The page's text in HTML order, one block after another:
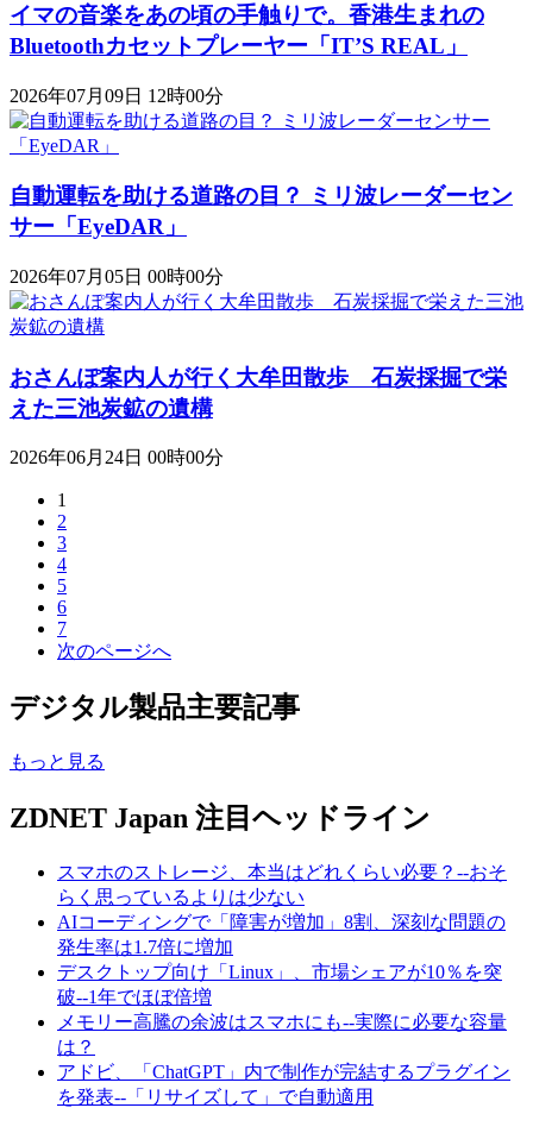
イマの音楽をあの頃の手触りで。香港生まれの
Bluetoothカセットプレーヤー「IT’S REAL」
2026年07月09日 12時00分
自動運転を助ける道路の目？ ミリ波レーダーセン
サー「EyeDAR」
2026年07月05日 00時00分
おさんぽ案内人が行く大牟田散歩 石炭採掘で栄
えた三池炭鉱の遺構
2026年06月24日 00時00分
1
2
3
4
5
6
7
次のページへ
デジタル製品主要記事
もっと見る
ZDNET Japan 注目ヘッドライン
スマホのストレージ、本当はどれくらい必要？--おそ
らく思っているよりは少ない
AIコーディングで「障害が増加」8割、深刻な問題の
発生率は1.7倍に増加
デスクトップ向け「Linux」、市場シェアが10％を突
破--1年でほぼ倍増
メモリー高騰の余波はスマホにも--実際に必要な容量
は？
アドビ、「ChatGPT」内で制作が完結するプラグイン
を発表--「リサイズして」で自動適用